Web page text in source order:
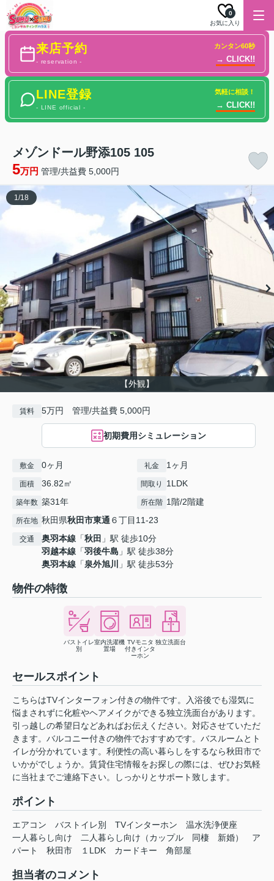
お気に入り
0
来店予約
- reservation -
カンタン60秒
→ CLICK!!
LINE登録
- LINE official -
気軽に相談！
→ CLICK!!
メゾンドール野添105 105
5万円 管理/共益費 5,000円
【外観】
1/18
賃料 5万円 管理/共益費 5,000円
初期費用シミュレーション
敷金 0ヶ月 礼金 1ヶ月
面積 36.82㎡ 間取り 1LDK
築年数 築31年 所在階 1階/2階建
所在地 秋田県秋田市東通６丁目11-23
交通 奥羽本線 「秋田 」駅 徒歩10分
羽越本線 「羽後牛島 」駅 徒歩38分
奥羽本線 「泉外旭川 」駅 徒歩53分
物件の特徴
バストイレ
別
室内洗濯機
置場
TVモニタ
付きインタ
ーホン
独立洗面台
セールスポイント
こちらはTVインターフォン付きの物件です。入浴後でも湿気に
悩まされずに化粧やヘアメイクができる独立洗面台があります。
引っ越しの希望日などあればお伝えください。対応させていただ
きます。バルコニー付きの物件でおすすめです。バスルームとト
イレが分かれています。利便性の高い暮らしをするなら秋田市で
いかがでしょうか。賃貸住宅情報をお探しの際には、ぜひお気軽
に当社までご連絡下さい。しっかりとサポート致します。
ポイント
エアコン バストイレ別 TVインターホン
温水洗浄便座
一人暮らし向け
二人暮らし向け（カップル 同棲 新婚）
ア
パート
秋田市 １LDK カードキー 角部屋
担当者のコメント